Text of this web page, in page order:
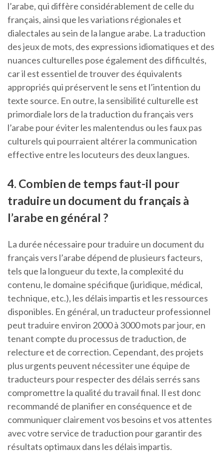
l’arabe, qui diffère considérablement de celle du
français, ainsi que les variations régionales et
dialectales au sein de la langue arabe. La traduction
des jeux de mots, des expressions idiomatiques et des
nuances culturelles pose également des difficultés,
car il est essentiel de trouver des équivalents
appropriés qui préservent le sens et l’intention du
texte source. En outre, la sensibilité culturelle est
primordiale lors de la traduction du français vers
l’arabe pour éviter les malentendus ou les faux pas
culturels qui pourraient altérer la communication
effective entre les locuteurs des deux langues.
4. Combien de temps faut-il pour
traduire un document du français à
l’arabe en général ?
La durée nécessaire pour traduire un document du
français vers l’arabe dépend de plusieurs facteurs,
tels que la longueur du texte, la complexité du
contenu, le domaine spécifique (juridique, médical,
technique, etc.), les délais impartis et les ressources
disponibles. En général, un traducteur professionnel
peut traduire environ 2000 à 3000 mots par jour, en
tenant compte du processus de traduction, de
relecture et de correction. Cependant, des projets
plus urgents peuvent nécessiter une équipe de
traducteurs pour respecter des délais serrés sans
compromettre la qualité du travail final. Il est donc
recommandé de planifier en conséquence et de
communiquer clairement vos besoins et vos attentes
avec votre service de traduction pour garantir des
résultats optimaux dans les délais impartis.